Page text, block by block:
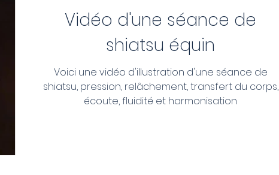
Vidéo d'une séance de
shiatsu équin
Voici une vidéo d'illustration d'une séance de
shiatsu, pression, relâchement, transfert du corps,
écoute, fluidité et harmonisation